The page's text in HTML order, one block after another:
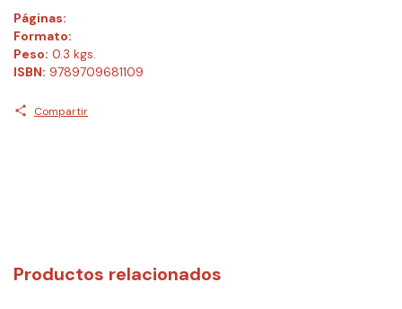
Páginas:
Formato:
Peso: 0.3 kgs.
ISBN: 9789709681109
Compartir
Productos relacionados